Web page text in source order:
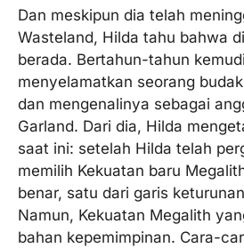
Dan meskipun dia telah
Wasteland, Hilda tahu bahwa
berada. Bertahun-tahun
menyelamatkan seorang
dan mengenalinya sebagai
Garland. Dari dia, Hilda
saat ini: setelah Hilda telah
memilih Kekuatan baru
benar, satu dari garis
Namun, Kekuatan Megalith
bahan kepemimpinan. Cara-